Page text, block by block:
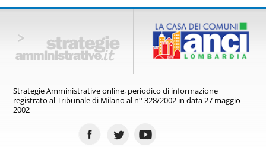
Strategie Amministrative online, periodico di informazione
registratoal Tribunale di Milano al n° 328/2002 in data 27 maggio
2002